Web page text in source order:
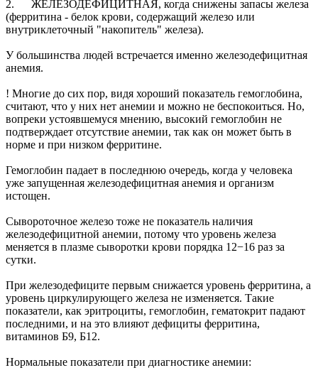
2. ЖЕЛЕЗОДЕФИЦИТНАЯ, когда снижены запасы железа
(ферритина - белок крови, содержащий железо или
внутриклеточный "накопитель" железа).
У большинства людей встречается именно железодефицитная
анемия.
! Многие до сих пор, видя хороший показатель гемоглобина,
считают, что у них нет анемии и можно не беспокоиться. Но,
вопреки устоявшемуся мнению, высокий гемоглобин не
подтверждает отсутствие анемии, так как он может быть в
норме и при низком ферритине.
️Гемоглобин падает в последнюю очередь, когда у человека
уже запущенная железодефицитная анемия и организм
истощен.
Сывороточное железо тоже не показатель наличия
железодефицитной анемии, потому что уровень железа
меняется в плазме сыворотки крови порядка 12−16 раз за
сутки.
При железодефиците первым снижается уровень ферритина, а
уровень циркулирующего железа не изменяется. Такие
показатели, как эритроциты, гемоглобин, гематокрит падают
последними, и на это влияют дефициты ферритина,
витаминов Б9, Б12.
Нормальные показатели при диагностике анемии: